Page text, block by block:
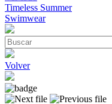
Timeless Summer
Swimwear
Volver